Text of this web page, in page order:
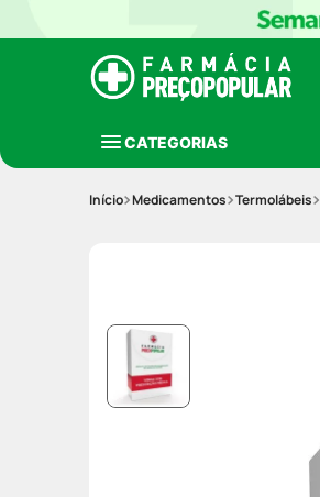
CATEGORIAS
Medicamentos Termolábeis